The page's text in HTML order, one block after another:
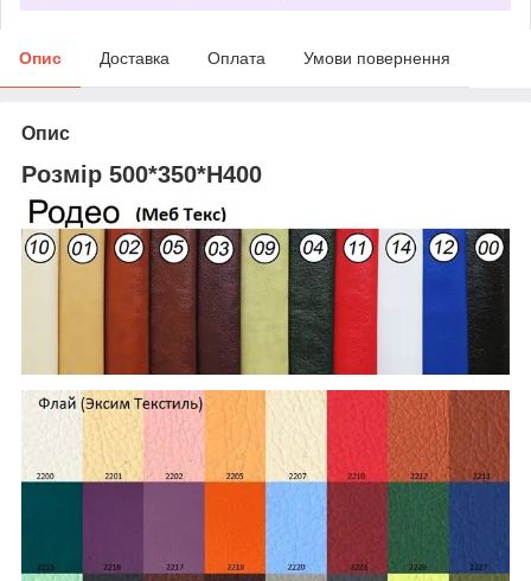
Опис Доставка Оплата Умови повернення
Опис
Розмір 500*350*Н400